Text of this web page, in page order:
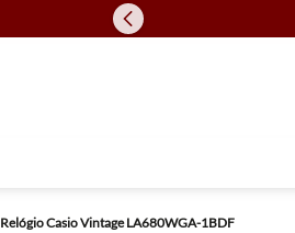
Relógio Casio Vintage LA680WGA-1BDF